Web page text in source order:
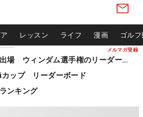
メルマガ登録
レッスン ライフ 漫画 ゴル
松山英樹ら出場 ウィンダム選手権のリーダーボード
ップ リーダーボード
ンキング